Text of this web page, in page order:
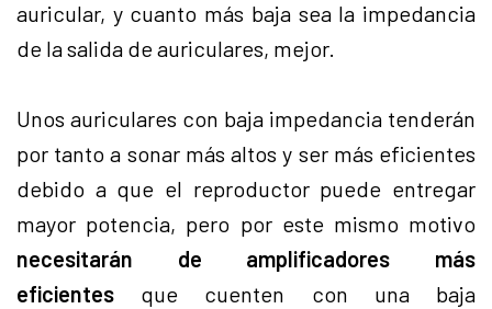
auricular, y cuanto más baja sea la impedancia
de la salida de auriculares, mejor.
Unos auriculares con baja impedancia tenderán
por tanto a sonar más altos y ser más eficientes
debido a que el reproductor puede entregar
mayor potencia, pero por este mismo motivo
necesitarán de amplificadores más
eficientes que cuenten con una baja